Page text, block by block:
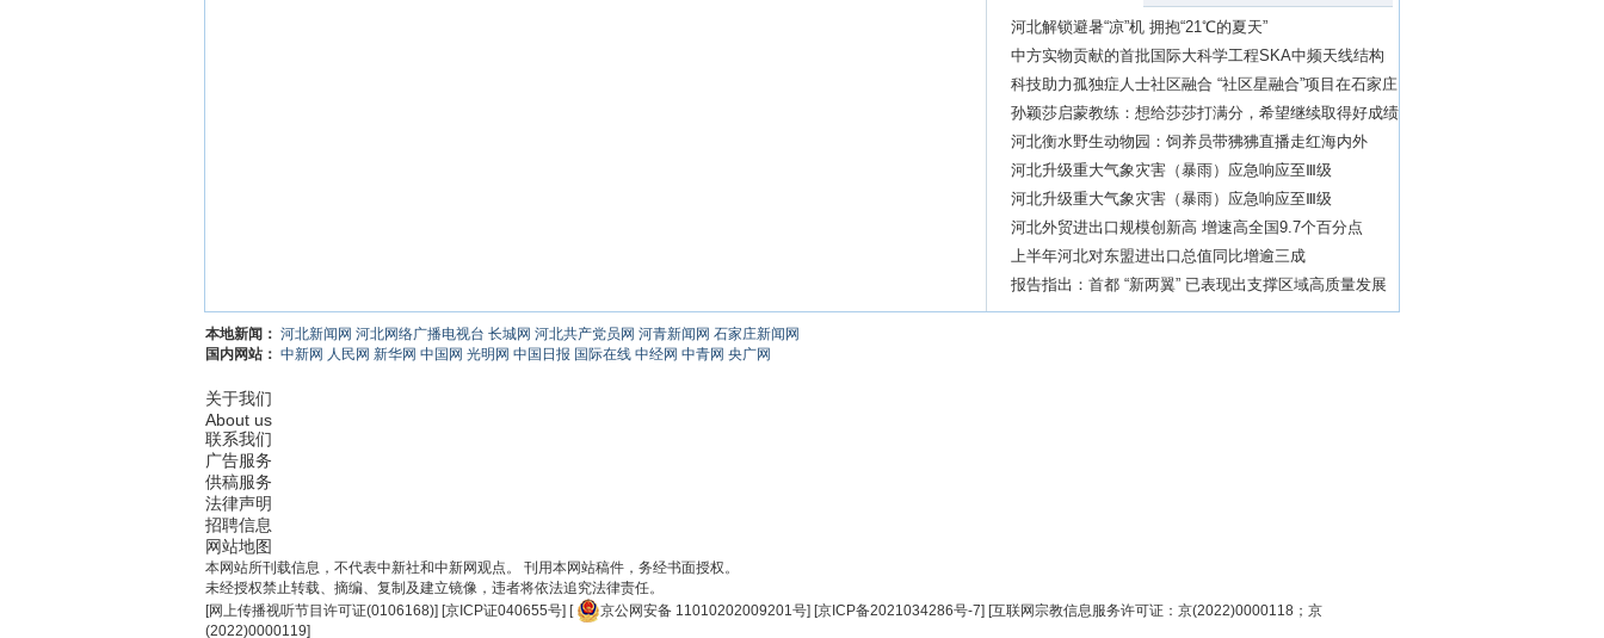
河北解锁避暑“凉”机 拥抱“21℃的夏天”
中方实物贡献的首批国际大科学工程SKA中频天线结构
出厂发运
科技助力孤独症人士社区融合 “社区星融合”项目在石家庄
启动
孙颖莎启蒙教练：想给莎莎打满分，希望继续取得好成绩
河北衡水野生动物园：饲养员带狒狒直播走红海内外
河北升级重大气象灾害（暴雨）应急响应至Ⅲ级
河北升级重大气象灾害（暴雨）应急响应至Ⅲ级
河北外贸进出口规模创新高 增速高全国9.7个百分点
上半年河北对东盟进出口总值同比增逾三成
报告指出：首都 “新两翼” 已表现出支撑区域高质量发展
强劲势头
本地新闻： 河北新闻网 河北网络广播电视台 长城网 河北共产党员网 河青新闻网 石家庄新闻网
国内网站： 中新网 人民网 新华网 中国网 光明网 中国日报 国际在线 中经网 中青网 央广网
关于我们
About us
联系我们
广告服务
供稿服务
法律声明
招聘信息
网站地图
本网站所刊载信息，不代表中新社和中新网观点。 刊用本网站稿件，务经书面授权。
未经授权禁止转载、摘编、复制及建立镜像，违者将依法追究法律责任。
[网上传播视听节目许可证(0106168)] [京ICP证040655号] [ 京公网安备 11010202009201号] [京ICP备2021034286号-7] [互联网宗教信息服务许可证：京(2022)0000118；京
(2022)0000119]